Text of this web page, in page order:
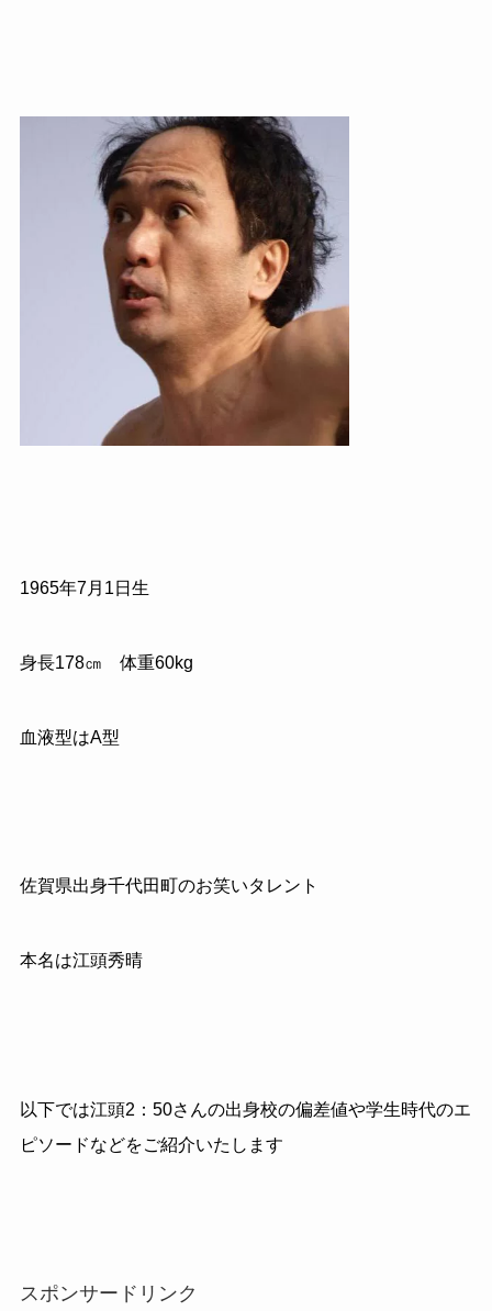
1965年7月 1 日生
身長178㎝ 体重60kg
血液型はA型
佐賀県出身千代田町のお笑いタレント
本名は江頭秀晴
以下では江頭2：50さんの出身校の偏差値や学生時代のエ
ピソードなどをご紹介いたします
スポンサードリンク